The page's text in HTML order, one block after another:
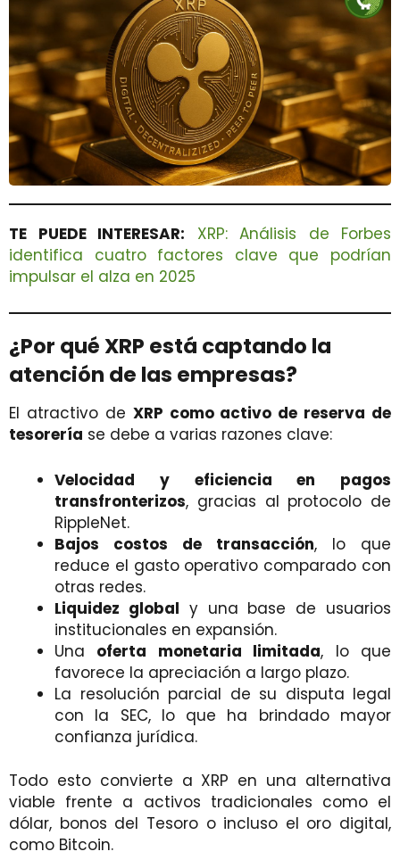
TE PUEDE INTERESAR:
XRP: Análisis de Forbes
identifica cuatro factores clave que podrían
impulsar el alza en 2025
¿Por qué XRP está captando la
atención de las empresas?
El atractivo de XRP como activo de reserva de
tesorería se debe a varias razones clave:
Velocidad y eficiencia en pagos
transfronterizos, gracias al protocolo de
RippleNet.
Bajos costos de transacción, lo que
reduce el gasto operativo comparado con
otras redes.
Liquidez global y una base de usuarios
institucionales en expansión.
Una oferta monetaria limitada, lo que
favorece la apreciación a largo plazo.
La resolución parcial de su disputa legal
con la SEC, lo que ha brindado mayor
confianza jurídica.
Todo esto convierte a XRP en una alternativa
viable frente a activos tradicionales como el
dólar, bonos del Tesoro o incluso el oro digital,
como Bitcoin.